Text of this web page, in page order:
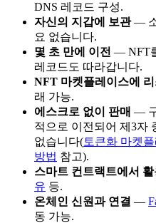
DNS 레코드 구성.
자신의 지갑에 보관— 소
요 없습니다.
몇 초 만에 이전 — NFT
레코드도 따라갑니다.
NFT 마켓플레이스에
래 가능.
에스크로 없이 판매 —
적으로 이전되어 제3자
없습니다(토큰화 마켓
방법 참고).
스마트 컨트랙트에서 활
유 등.
온체인 신원과 연결 —
동 가능.